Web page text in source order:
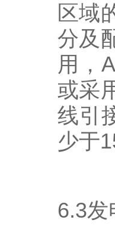
区域
分及
用，
或采
线引
少于
6.3